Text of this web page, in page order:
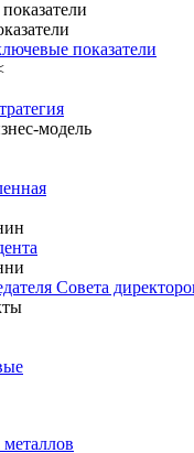
показатели
Совета